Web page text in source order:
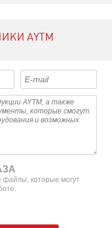
AYTM
файлы, которые могут